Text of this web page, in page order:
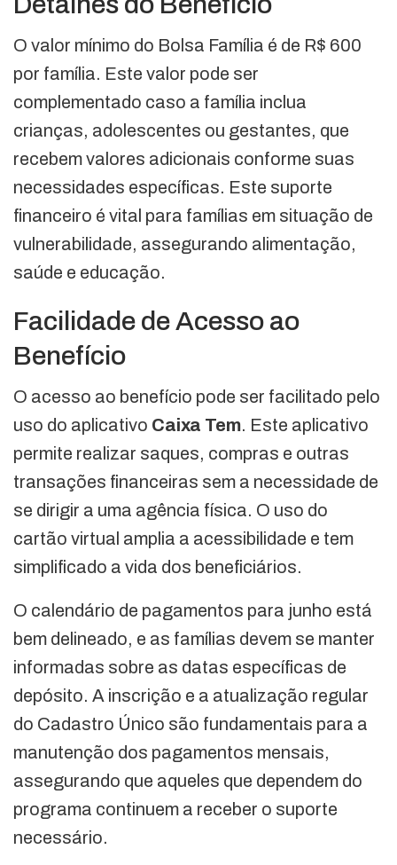
O valor mínimo do Bolsa Família é de R$ 600
por família. Este valor pode ser
complementado caso a família inclua
crianças, adolescentes ou gestantes, que
recebem valores adicionais conforme suas
necessidades específicas. Este suporte
financeiro é vital para famílias em situação de
vulnerabilidade, assegurando alimentação,
saúde e educação.
Facilidade de Acesso ao
Benefício
O acesso ao benefício pode ser facilitado pelo
uso do aplicativo Caixa Tem. Este aplicativo
permite realizar saques, compras e outras
transações financeiras sem a necessidade de
se dirigir a uma agência física. O uso do
cartão virtual amplia a acessibilidade e tem
simplificado a vida dos beneficiários.
O calendário de pagamentos para junho está
bem delineado, e as famílias devem se manter
informadas sobre as datas específicas de
depósito. A inscrição e a atualização regular
do Cadastro Único são fundamentais para a
manutenção dos pagamentos mensais,
assegurando que aqueles que dependem do
programa continuem a receber o suporte
necessário.